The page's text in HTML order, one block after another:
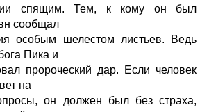
спящим. Тем, к кому он был
сообщал
особым шелестом листьев. Ведь
Пика и
пророческий дар. Если человек
на
он должен был без страха,